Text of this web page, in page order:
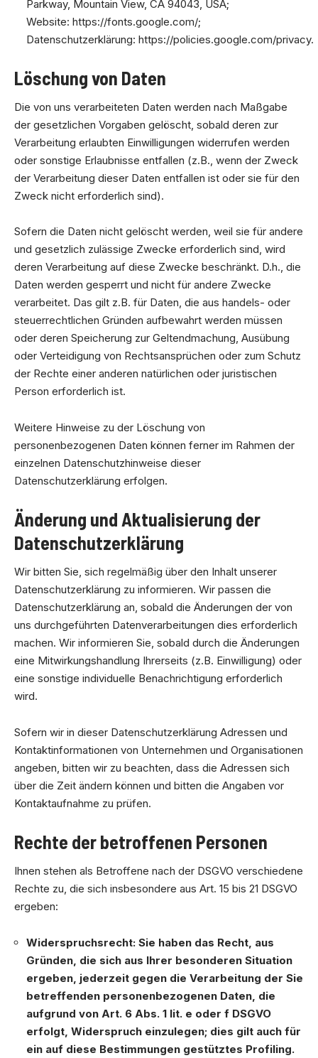
Parkway, Mountain View, CA 94043, USA;
Website: https://fonts.google.com/;
Datenschutzerklärung: https://policies.google.com/privacy.
Löschung von Daten
Die von uns verarbeiteten Daten werden nach Maßgabe
der gesetzlichen Vorgaben gelöscht, sobald deren zur
Verarbeitung erlaubten Einwilligungen widerrufen werden
oder sonstige Erlaubnisse entfallen (z.B., wenn der Zweck
der Verarbeitung dieser Daten entfallen ist oder sie für den
Zweck nicht erforderlich sind).
Sofern die Daten nicht gelöscht werden, weil sie für andere
und gesetzlich zulässige Zwecke erforderlich sind, wird
deren Verarbeitung auf diese Zwecke beschränkt. D.h., die
Daten werden gesperrt und nicht für andere Zwecke
verarbeitet. Das gilt z.B. für Daten, die aus handels- oder
steuerrechtlichen Gründen aufbewahrt werden müssen
oder deren Speicherung zur Geltendmachung, Ausübung
oder Verteidigung von Rechtsansprüchen oder zum Schutz
der Rechte einer anderen natürlichen oder juristischen
Person erforderlich ist.
Weitere Hinweise zu der Löschung von
personenbezogenen Daten können ferner im Rahmen der
einzelnen Datenschutzhinweise dieser
Datenschutzerklärung erfolgen.
Änderung und Aktualisierung der
Datenschutzerklärung
Wir bitten Sie, sich regelmäßig über den Inhalt unserer
Datenschutzerklärung zu informieren. Wir passen die
Datenschutzerklärung an, sobald die Änderungen der von
uns durchgeführten Datenverarbeitungen dies erforderlich
machen. Wir informieren Sie, sobald durch die Änderungen
eine Mitwirkungshandlung Ihrerseits (z.B. Einwilligung) oder
eine sonstige individuelle Benachrichtigung erforderlich
wird.
Sofern wir in dieser Datenschutzerklärung Adressen und
Kontaktinformationen von Unternehmen und Organisationen
angeben, bitten wir zu beachten, dass die Adressen sich
über die Zeit ändern können und bitten die Angaben vor
Kontaktaufnahme zu prüfen.
Rechte der betroffenen Personen
Ihnen stehen als Betroffene nach der DSGVO verschiedene
Rechte zu, die sich insbesondere aus Art. 15 bis 21 DSGVO
ergeben:
Widerspruchsrecht: Sie haben das Recht, aus
Gründen, die sich aus Ihrer besonderen Situation
ergeben, jederzeit gegen die Verarbeitung der Sie
betreffenden personenbezogenen Daten, die
aufgrund von Art. 6 Abs. 1 lit. e oder f DSGVO
erfolgt, Widerspruch einzulegen; dies gilt auch für
ein auf diese Bestimmungen gestütztes Profiling.